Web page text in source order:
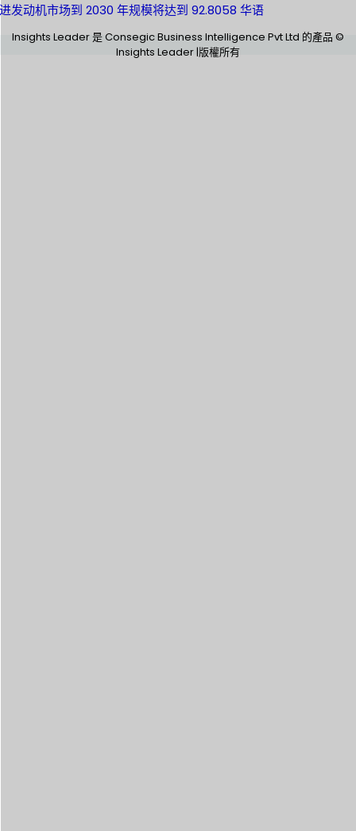
发动机市场到 2030 年规模将达到 92.8058 华语
Insights Leader 是 Consegic Business Intelligence Pvt Ltd 的產品 ©
Insights Leader |版權所有